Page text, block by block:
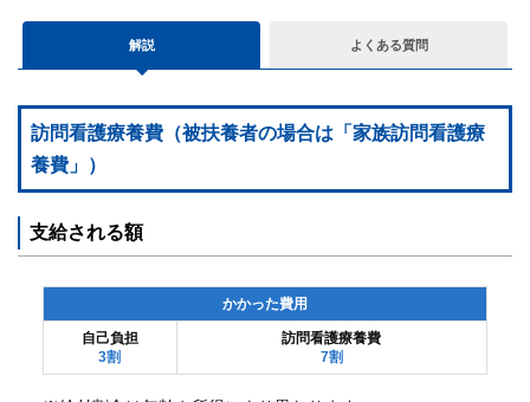
付
保
健
業
手
解説 よくある質問
訪問看護療養費（被扶養者の場合は「家族訪問看護療
養費」）
支給される額
かかった費用
自己負担
3割
訪問看護療養費
7割